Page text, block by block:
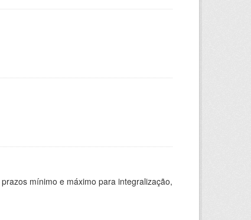
mínimo e máximo para integralização,